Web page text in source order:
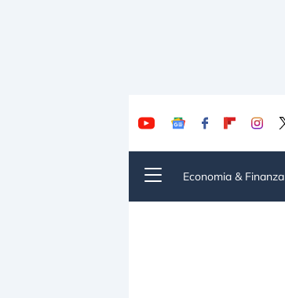
Economia & Finanza